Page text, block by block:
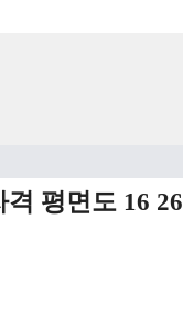
평면도 16 26